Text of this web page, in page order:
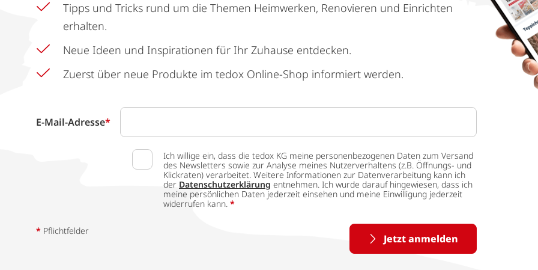
Tipps und Tricks rund um die Themen Heimwerken, Renovieren und Einrichten
erhalten.
Neue Ideen und Inspirationen für Ihr Zuhause entdecken.
Zuerst über neue Produkte im tedox Online-Shop informiert werden.
E-Mail-Adresse*
Ich willige ein, dass die tedox KG meine personenbezogenen Daten zum Versand
des Newsletters sowie zur Analyse meines Nutzerverhaltens (z.B. Öffnungs- und
Klickraten) verarbeitet. Weitere Informationen zur Datenverarbeitung kann ich
der Datenschutzerklärung entnehmen. Ich wurde darauf hingewiesen, dass ich
meine persönlichen Daten jederzeit einsehen und meine Einwilligung jederzeit
widerrufen kann. *
Jetzt anmelden
* Pflichtfelder